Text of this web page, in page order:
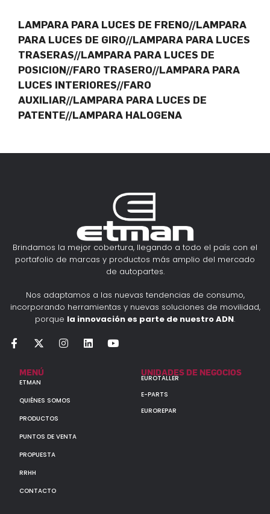
LAMPARA PARA LUCES DE FRENO//LAMPARA
PARA LUCES DE GIRO//LAMPARA PARA LUCES
TRASERAS//LAMPARA PARA LUCES DE
POSICION//FARO TRASERO//LAMPARA PARA
LUCES INTERIORES//FARO
AUXILIAR//LAMPARA PARA LUCES DE
PATENTE//LAMPARA HALOGENA
Brindamos la mejor cobertura, llegando a todo el país con el
portafolio de marcas y productos más amplio del mercado
de autopartes.
Nos adaptamos a las nuevas tendencias de consumo,
incorporando herramientas y nuevas soluciones de movilidad,
porque la innovación es parte de nuestro ADN.
MENÚ
ETMAN
QUIÉNES SOMOS
PRODUCTOS
PUNTOS DE VENTA
PROPUESTA
RRHH
CONTACTO
UNIDADES DE NEGOCIOS
EUROTALLER
E-PARTS
EUROREPAR